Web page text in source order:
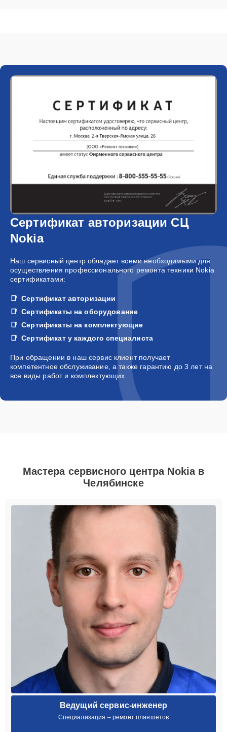
Сертификат авторизации СЦ
Nokia
Наш сервисный центр обладает всеми необходимыми для
осуществления профессионального ремонта техники Nokia
сертификатами:
Сертификат авторизации
Сертификаты на оборудование
Сертификаты на комплектующие
Сертификат у каждого специалиста
При обращении в наш сервис клиент получает
компетентное обслуживание, а также гарантию до 3 лет на
все виды работ и комплектующих.
Мастера сервисного центра Nokia в
Челябинске
Ведущий сервис-инженер
Специализация – ремонт планшетов